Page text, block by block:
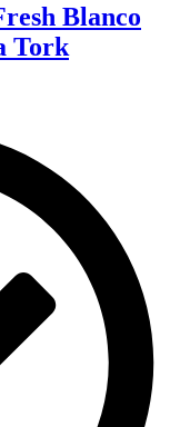
Blanco
Tork